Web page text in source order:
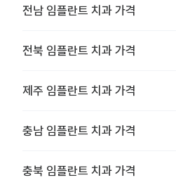
전남 임플란트 치과 가격
전북 임플란트 치과 가격
제주 임플란트 치과 가격
충남 임플란트 치과 가격
충북 임플란트 치과 가격